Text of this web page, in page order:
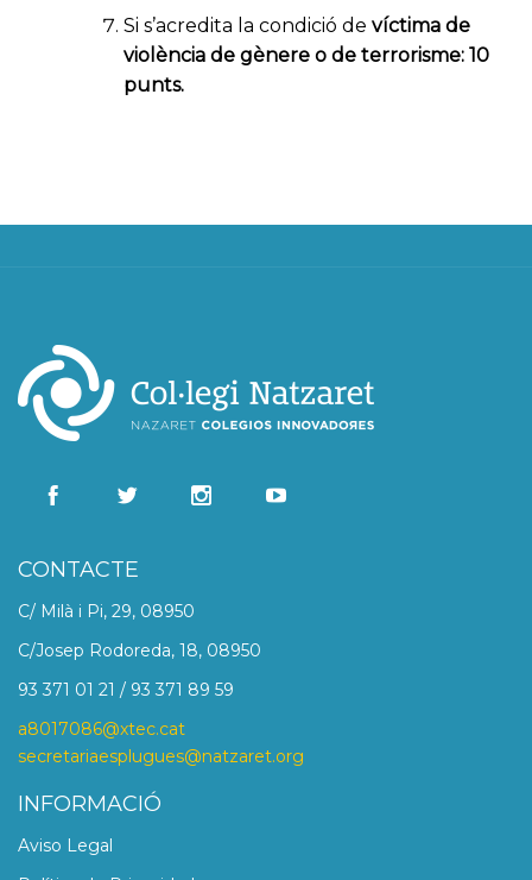
Si s’acredita la condició de víctima de
violència de gènere o de terrorisme: 10
punts.
CONTACTE
C/ Milà i Pi, 29, 08950
C/Josep Rodoreda, 18, 08950
93 371 01 21 / 93 371 89 59
a8017086@xtec.cat
secretariaesplugues@natzaret.org
INFORMACIÓ
Aviso Legal